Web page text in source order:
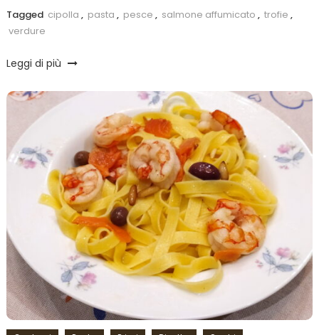
Tagged cipolla , pasta , pesce , salmone affumicato , trofie ,
verdure
Leggi di più